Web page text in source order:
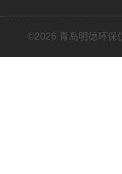
©2026 青岛明德环保